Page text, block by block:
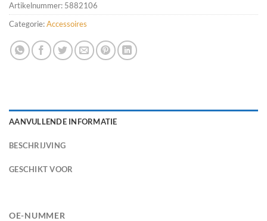
Artikelnummer: 5882106
Categorie:Accessoires
AANVULLENDE INFORMATIE
BESCHRIJVING
GESCHIKT VOOR
OE-NUMMER